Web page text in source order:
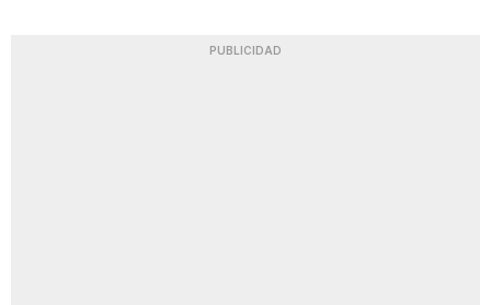
PUBLICIDAD